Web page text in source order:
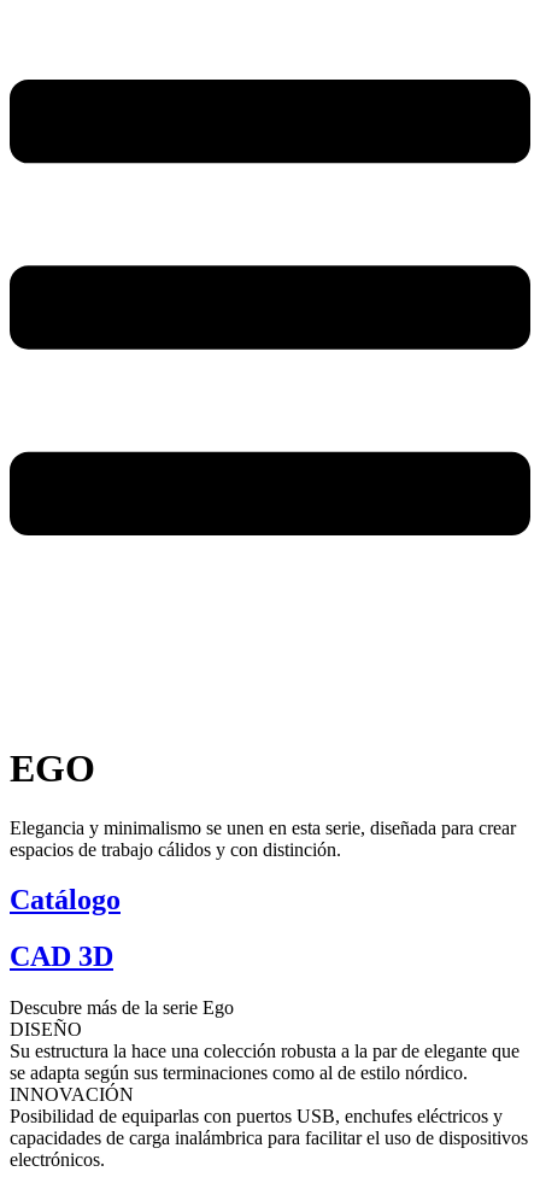
EGO
Elegancia y minimalismo se unen en esta serie, diseñada para crear
espacios de trabajo cálidos y con distinción.
Catálogo
CAD 3D
Descubre más de la serie Ego
DISEÑO
Su estructura la hace una colección robusta a la par de elegante que
se adapta según sus terminaciones como al de estilo nórdico.
INNOVACIÓN
Posibilidad de equiparlas con puertos USB, enchufes eléctricos y
capacidades de carga inalámbrica para facilitar el uso de dispositivos
electrónicos.